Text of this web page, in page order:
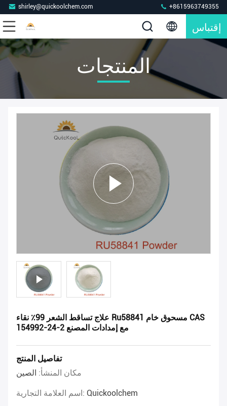
shirley@quickoolchem.com +8615963749355
إقتباس
المنتجات
علاج تساقط الشعر 99٪ نقاء Ru58841 مسحوق خام CAS
154992-24-2 مع إمدادات المصنع
تفاصيل المنتج
مكان المنشأ: الصين
اسم العلامة التجارية: Quickoolchem